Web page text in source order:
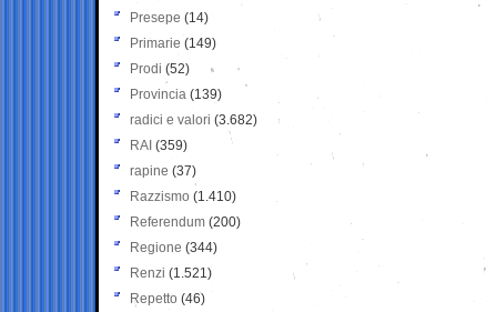
Presepe (14)
Primarie (149)
Prodi (52)
Provincia (139)
radici e valori (3.682)
RAI (359)
rapine (37)
Razzismo (1.410)
Referendum (200)
Regione (344)
Renzi (1.521)
Repetto (46)